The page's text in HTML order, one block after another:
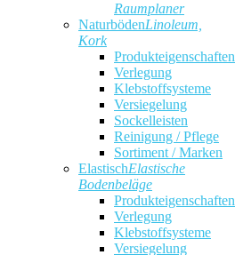
Raumplaner
NaturbödenLinoleum,
Kork
Produkteigenschaften
Verlegung
Klebstoffsysteme
Versiegelung
Sockelleisten
Reinigung / Pflege
Sortiment / Marken
ElastischElastische
Bodenbeläge
Produkteigenschaften
Verlegung
Klebstoffsysteme
Versiegelung